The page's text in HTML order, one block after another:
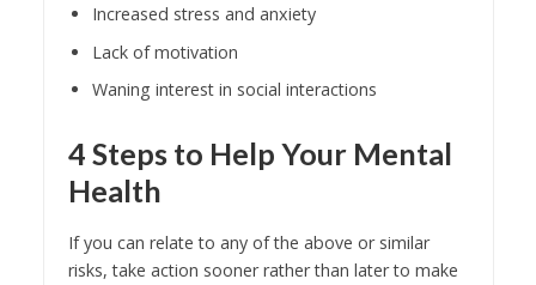
Increased stress and anxiety
Lack of motivation
Waning interest in social interactions
4 Steps to Help Your Mental
Health
If you can relate to any of the above or similar
risks, take action sooner rather than later to make